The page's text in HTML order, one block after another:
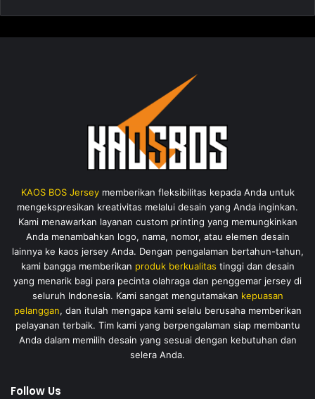
KAOS BOS Jerseymemberikan fleksibilitas kepada Anda untuk
mengekspresikan kreativitas melalui desain yang Anda inginkan.
Kami menawarkan layanan custom printing yang memungkinkan
Anda menambahkan logo, nama, nomor, atau elemen desain
lainnya ke kaos jersey Anda. Dengan pengalaman bertahun-tahun,
kami bangga memberikan produk berkualitas tinggi dan desain
yang menarik bagi para pecinta olahraga dan penggemar jersey di
seluruh Indonesia. Kami sangat mengutamakan kepuasan
pelanggan, dan itulah mengapa kami selalu berusaha memberikan
pelayanan terbaik. Tim kami yang berpengalaman siap membantu
Anda dalam memilih desain yang sesuai dengan kebutuhan dan
selera Anda.
Follow Us